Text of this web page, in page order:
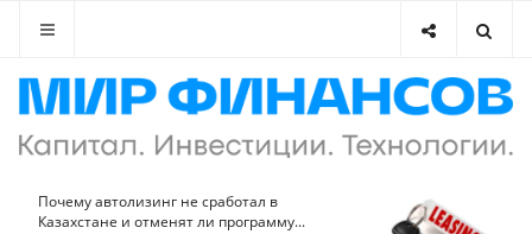
Почему автолизинг не сработал в
Казахстане и отменят ли программу...